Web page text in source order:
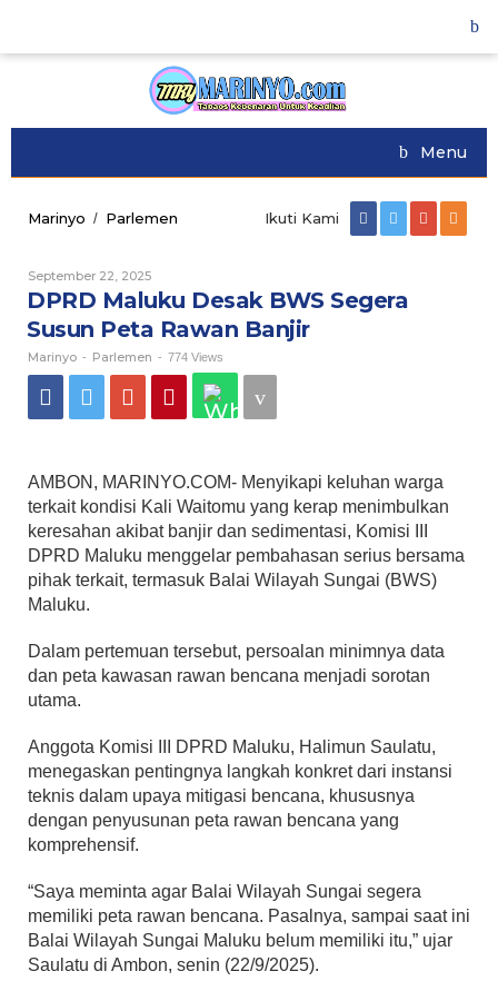
content
Menu
Marinyo / Parlemen
Segera
Peta
Rawan
Banjir
Ikuti Kami
September 22, 2025
Marinyo
DPRD Maluku Desak BWS Segera
Susun Peta Rawan Banjir
Marinyo - Parlemen - 774 Views
AMBON, MARINYO.COM- Menyikapi keluhan warga
terkait kondisi Kali Waitomu yang kerap menimbulkan
keresahan akibat banjir dan sedimentasi, Komisi III
DPRD Maluku menggelar pembahasan serius bersama
pihak terkait, termasuk Balai Wilayah Sungai (BWS)
Maluku.
Dalam pertemuan tersebut, persoalan minimnya data
dan peta kawasan rawan bencana menjadi sorotan
utama.
Anggota Komisi III DPRD Maluku, Halimun Saulatu,
menegaskan pentingnya langkah konkret dari instansi
teknis dalam upaya mitigasi bencana, khususnya
dengan penyusunan peta rawan bencana yang
komprehensif.
“Saya meminta agar Balai Wilayah Sungai segera
memiliki peta rawan bencana. Pasalnya, sampai saat ini
Balai Wilayah Sungai Maluku belum memiliki itu,” ujar
Saulatu di Ambon, senin (22/9/2025).